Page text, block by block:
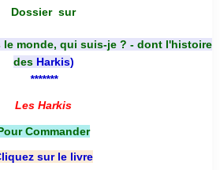
Dossier sur
le monde, qui suis-je ? - dont l'histoire
des Harkis)
*******
Les Harkis
Commander
sur le livre